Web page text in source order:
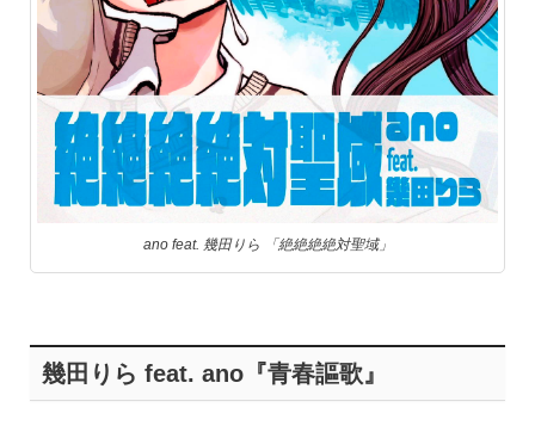
ano feat. 幾田りら 「絶絶絶絶対聖域」
幾田りら feat. ano『青春謳歌』